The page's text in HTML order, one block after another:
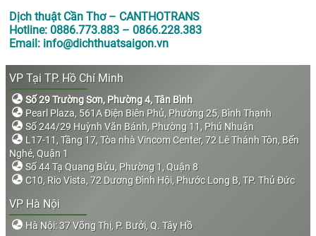
Dịch thuật Cần Thơ – CANTHOTRANS
Hotline: 0886.773.883 – 0866.228.383
Email: info@dichthuatsaigon.vn
VP Tại TP. Hồ Chí Minh
Số 29 Trường Sơn, Phường 4, Tân Bình
Pearl Plaza, 561A Điện Biên Phủ, Phường 25, Bình Thạnh
Số 244/29 Huỳnh Văn Bánh, Phường 11, Phú Nhuận
L17-11, Tầng 17, Tòa nhà Vincom Center, 72 Lê Thánh Tôn, Bến
Nghé, Quận 1
Số 44 Tạ Quang Bửu, Phường 1, Quận 8
C10, Rio Vista, 72 Dương Đình Hội, Phước Long B, TP. Thủ Đức
VP Hà Nội
Hà Nội: 37 Võng Thị, P. Bưởi, Q. Tây Hồ